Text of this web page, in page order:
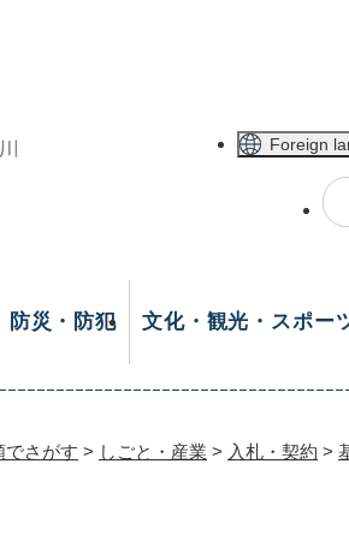
Foreign
防災・防犯 文化・観光・スポー
でさがす > しごと・産業 > 入札・契約 >